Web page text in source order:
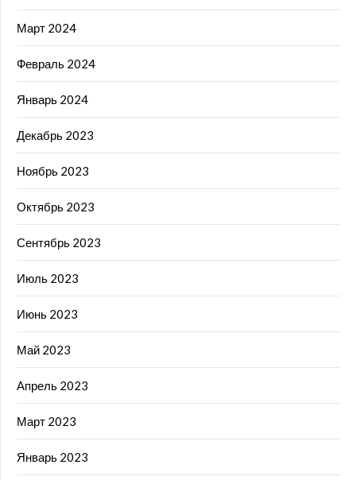
Март 2024
Февраль 2024
Январь 2024
Декабрь 2023
Ноябрь 2023
Октябрь 2023
Сентябрь 2023
Июль 2023
Июнь 2023
Май 2023
Апрель 2023
Март 2023
Январь 2023